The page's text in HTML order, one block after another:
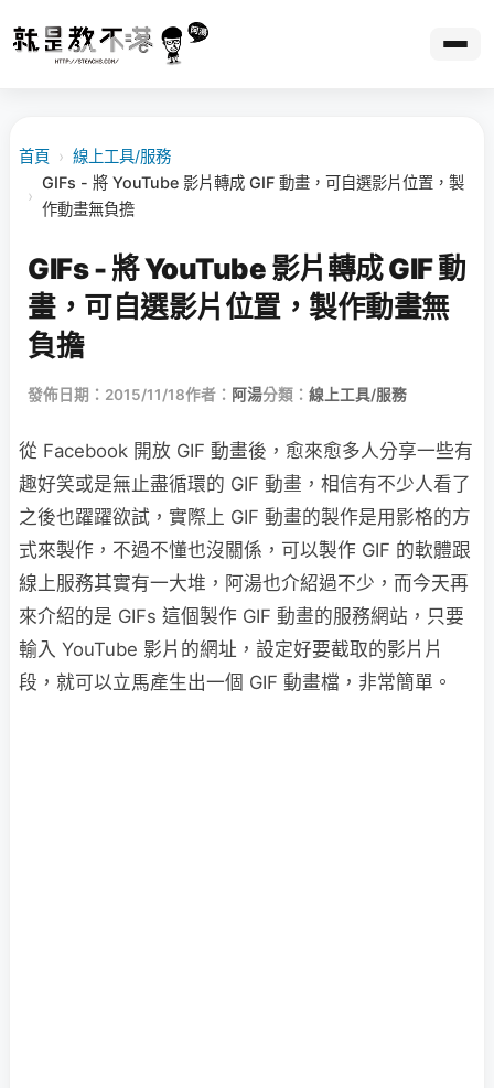
首頁 › 線上工具/服務
›
GIFs - 將 YouTube 影片轉成 GIF 動畫，可自選影片位置，製
作動畫無負擔
GIFs - 將 YouTube 影片轉成 GIF 動
畫，可自選影片位置，製作動畫無
負擔
發佈日期：2015/11/18作者： 阿湯分類： 線上工具/服務
從 Facebook 開放 GIF 動畫後，愈來愈多人分享一些有
趣好笑或是無止盡循環的 GIF 動畫，相信有不少人看了
之後也躍躍欲試，實際上 GIF 動畫的製作是用影格的方
式來製作，不過不懂也沒關係，可以製作 GIF 的軟體跟
線上服務其實有一大堆，阿湯也介紹過不少，而今天再
來介紹的是 GIFs 這個製作 GIF 動畫的服務網站，只要
輸入 YouTube 影片的網址，設定好要截取的影片片
段，就可以立馬產生出一個 GIF 動畫檔，非常簡單。